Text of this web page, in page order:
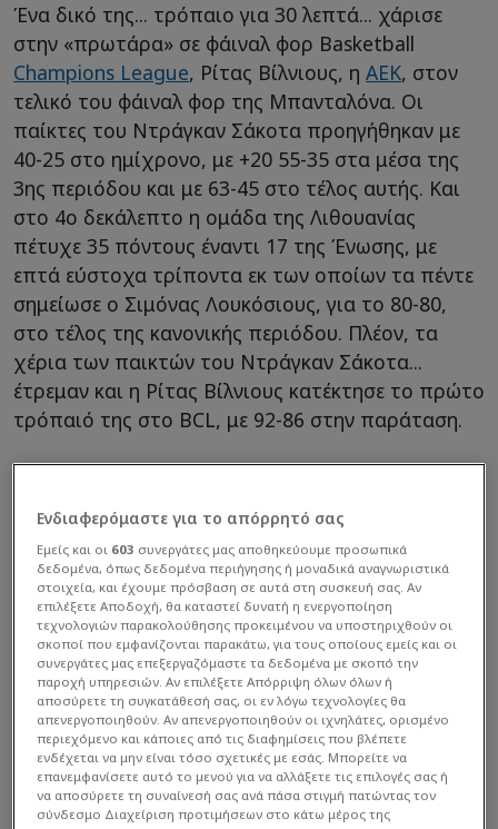
Ένα δικό της... τρόπαιο για 30 λεπτά... χάρισε
στην «πρωτάρα» σε φάιναλ φορ Basketball
Champions League, Ρίτας Βίλνιους, η ΑΕΚ, στον
τελικό του φάιναλ φορ της Μπανταλόνα. Οι
παίκτες του Ντράγκαν Σάκοτα προηγήθηκαν με
40-25 στο ημίχρονο, με +20 55-35 στα μέσα της
3ης περιόδου και με 63-45 στο τέλος αυτής. Και
στο 4ο δεκάλεπτο η ομάδα της Λιθουανίας
πέτυχε 35 πόντους έναντι 17 της Ένωσης, με
επτά εύστοχα τρίποντα εκ των οποίων τα πέντε
σημείωσε ο Σιμόνας Λουκόσιους, για το 80-80,
στο τέλος της κανονικής περιόδου. Πλέον, τα
χέρια των παικτών του Ντράγκαν Σάκοτα...
έτρεμαν και η Ρίτας Βίλνιους κατέκτησε το πρώτο
τρόπαιό της στο BCL, με 92-86 στην παράταση.
Ενδιαφερόμαστε για το απόρρητό σας
Εμείς και οι 603 συνεργάτες μας αποθηκεύουμε προσωπικά
δεδομένα, όπως δεδομένα περιήγησης ή μοναδικά αναγνωριστικά
στοιχεία, και έχουμε πρόσβαση σε αυτά στη συσκευή σας. Αν
επιλέξετε Αποδοχή, θα καταστεί δυνατή η ενεργοποίηση
τεχνολογιών παρακολούθησης προκειμένου να υποστηριχθούν οι
σκοποί που εμφανίζονται παρακάτω, για τους οποίους εμείς και οι
συνεργάτες μας επεξεργαζόμαστε τα δεδομένα με σκοπό την
παροχή υπηρεσιών. Αν επιλέξετε Απόρριψη όλων όλων ή
αποσύρετε τη συγκατάθεσή σας, οι εν λόγω τεχνολογίες θα
απενεργοποιηθούν. Αν απενεργοποιηθούν οι ιχνηλάτες, ορισμένο
περιεχόμενο και κάποιες από τις διαφημίσεις που βλέπετε
ενδέχεται να μην είναι τόσο σχετικές με εσάς. Μπορείτε να
επανεμφανίσετε αυτό το μενού για να αλλάξετε τις επιλογές σας ή
να αποσύρετε τη συναίνεσή σας ανά πάσα στιγμή πατώντας τον
σύνδεσμο Διαχείριση προτιμήσεων στο κάτω μέρος της